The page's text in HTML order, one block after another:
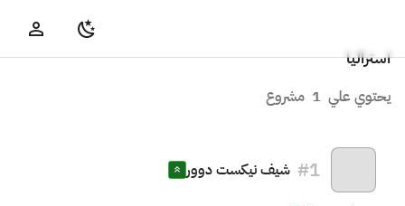
استراليا
يحتوي علي 1 مشروع
#1 شيف نيكست دوور